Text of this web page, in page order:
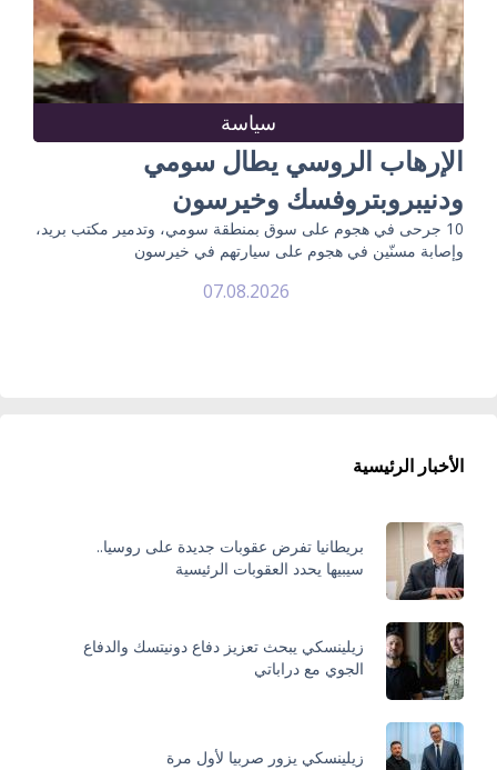
سياسة
الإرهاب الروسي يطال سومي
ودنيبروبتروفسك وخيرسون
10 جرحى في هجوم على سوق بمنطقة سومي، وتدمير مكتب بريد،
وإصابة مسنّين في هجوم على سيارتهم في خيرسون
07.08.2026
الأخبار الرئيسية
بريطانيا تفرض عقوبات جديدة على روسيا..
سيبيها يحدد العقوبات الرئيسية
زيلينسكي يبحث تعزيز دفاع دونيتسك والدفاع
الجوي مع دراباتي
زيلينسكي يزور صربيا لأول مرة